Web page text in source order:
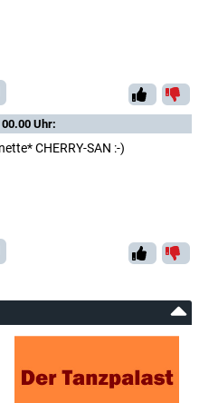
Uhr:
CHERRY-SAN :-)